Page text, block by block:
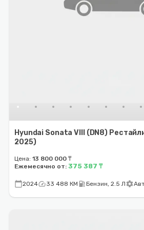
Hyundai Sonata VIII (DN8)
2025)
Цена: 13 800 000 ₸
Ежемесячно от: 375 387 ₸
calendar_today2024speed33 488 КМ local_gas_stationБензин, 2.5 Лsettings